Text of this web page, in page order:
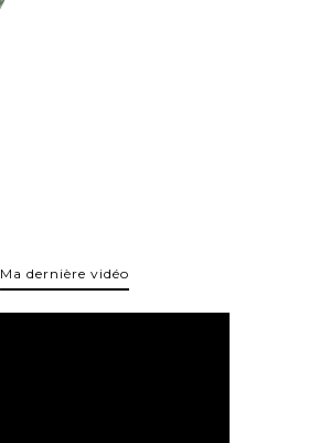
Ma dernière vidéo